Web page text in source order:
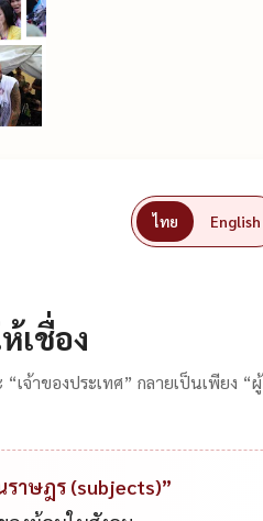
ไทย English
เชื่อง
เจ้าของประเทศ” กลายเป็นเพียง “ผู้
าษฎร (subjects)”